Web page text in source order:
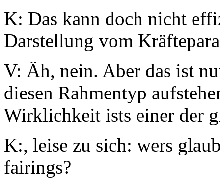
K: Das kann doch nicht
Darstellung vom
V: Äh, nein. Aber das ist
diesen Rahmentyp
Wirklichkeit ists einer der
K:, leise zu sich: wers
fairings?